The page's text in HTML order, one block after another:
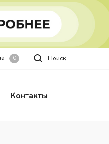
Поиск
0
Контакты